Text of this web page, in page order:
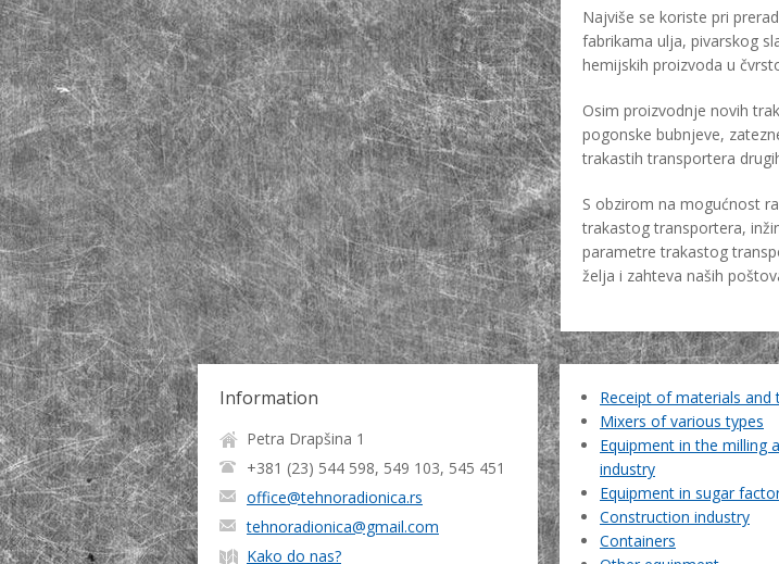
Najviše se koriste pri
fabrikama ulja, pivarskog
hemijskih proizvoda u
Osim proizvodnje novih
pogonske bubnjeve,
trakastih transportera
S obzirom na mogućnost
trakastog transportera,
parametre trakastog
želja i zahteva naših
Information
Petra Drapšina 1
+381 (23) 544 598, 549 103, 545 451
office@tehnoradionica.rs
tehnoradionica@gmail.com
Kako do nas?
Receipt of materials and
Mixers of various types
Equipment in the milling
industry
Equipment in sugar
Construction industry
Containers